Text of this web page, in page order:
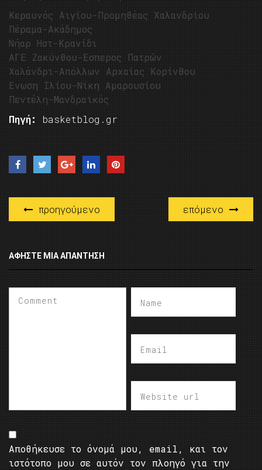
Κεραυνός Αιγίου-Προμηθέας Χαλανδρίου
Πέραμα-Ακάδημος
Νήαρ Ηστ-Κρανίδι
ΑΓΕ Ζακύνθου-Εσπερος Πατρών
Χαλάνδρι-Απόλλων Αρχαίας Κορίνθου
Ενωση Ιλίου-Νίκη Αμαρουσίου
Πεντέλη-Μανδραϊκός
Πηγή:
basketblog.gr
προηγούμενο επόμενο
ΑΦΉΣΤΕ ΜΙΑ ΑΠΆΝΤΗΣΗ
Αποθήκευσε το όνομά μου, email, και τον
ιστότοπο μου σε αυτόν τον πλοηγό για την